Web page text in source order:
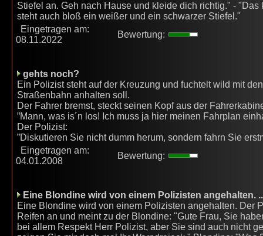
Stiefel an. Geh nach Hause und kleide dich richtig." -
steht auch bloß ein weißer und ein schwarzer Stiefel."
Eingetragen am:
08.11.2022
Bewertung:
gehts noch?
Ein Polizist steht auf der Kreuzung und fuchtelt wild mit
Straßenbahn anhalten soll.
Der Fahrer bremst, steckt seinen Kopf aus der
”Mann, was is´n los! Ich muss ja hier meinen Fahrplan
Der Polizist:
”Diskutieren Sie nicht dumm herum, sondern fahrn Sie
Eingetragen am:
04.01.2008
Bewertung:
Eine Blondine wird von einem Polizisten angehalten.
Eine Blondine wird von einem Polizisten angehalten. Der
Reifen an und meint zu der Blondine: "Gute Frau, Sie
bei allem Respekt Herr Polizist, aber Sie sind auch nicht